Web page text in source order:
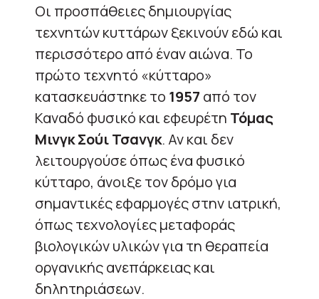
Οι προσπάθειες δημιουργίας
τεχνητών κυττάρων ξεκινούν εδώ και
περισσότερο από έναν αιώνα. Το
πρώτο τεχνητό «κύτταρο»
κατασκευάστηκε το 1957 από τον
Καναδό φυσικό και εφευρέτη Τόμας
Μινγκ Σούι Τσανγκ. Αν και δεν
λειτουργούσε όπως ένα φυσικό
κύτταρο, άνοιξε τον δρόμο για
σημαντικές εφαρμογές στην ιατρική,
όπως τεχνολογίες μεταφοράς
βιολογικών υλικών για τη θεραπεία
οργανικής ανεπάρκειας και
δηλητηριάσεων.